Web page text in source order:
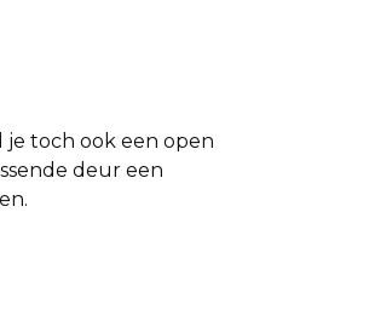
toch ook een open
deur een